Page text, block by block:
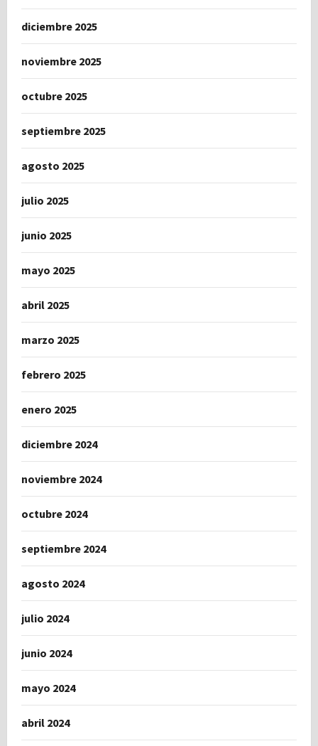
diciembre 2025
noviembre 2025
octubre 2025
septiembre 2025
agosto 2025
julio 2025
junio 2025
mayo 2025
abril 2025
marzo 2025
febrero 2025
enero 2025
diciembre 2024
noviembre 2024
octubre 2024
septiembre 2024
agosto 2024
julio 2024
junio 2024
mayo 2024
abril 2024